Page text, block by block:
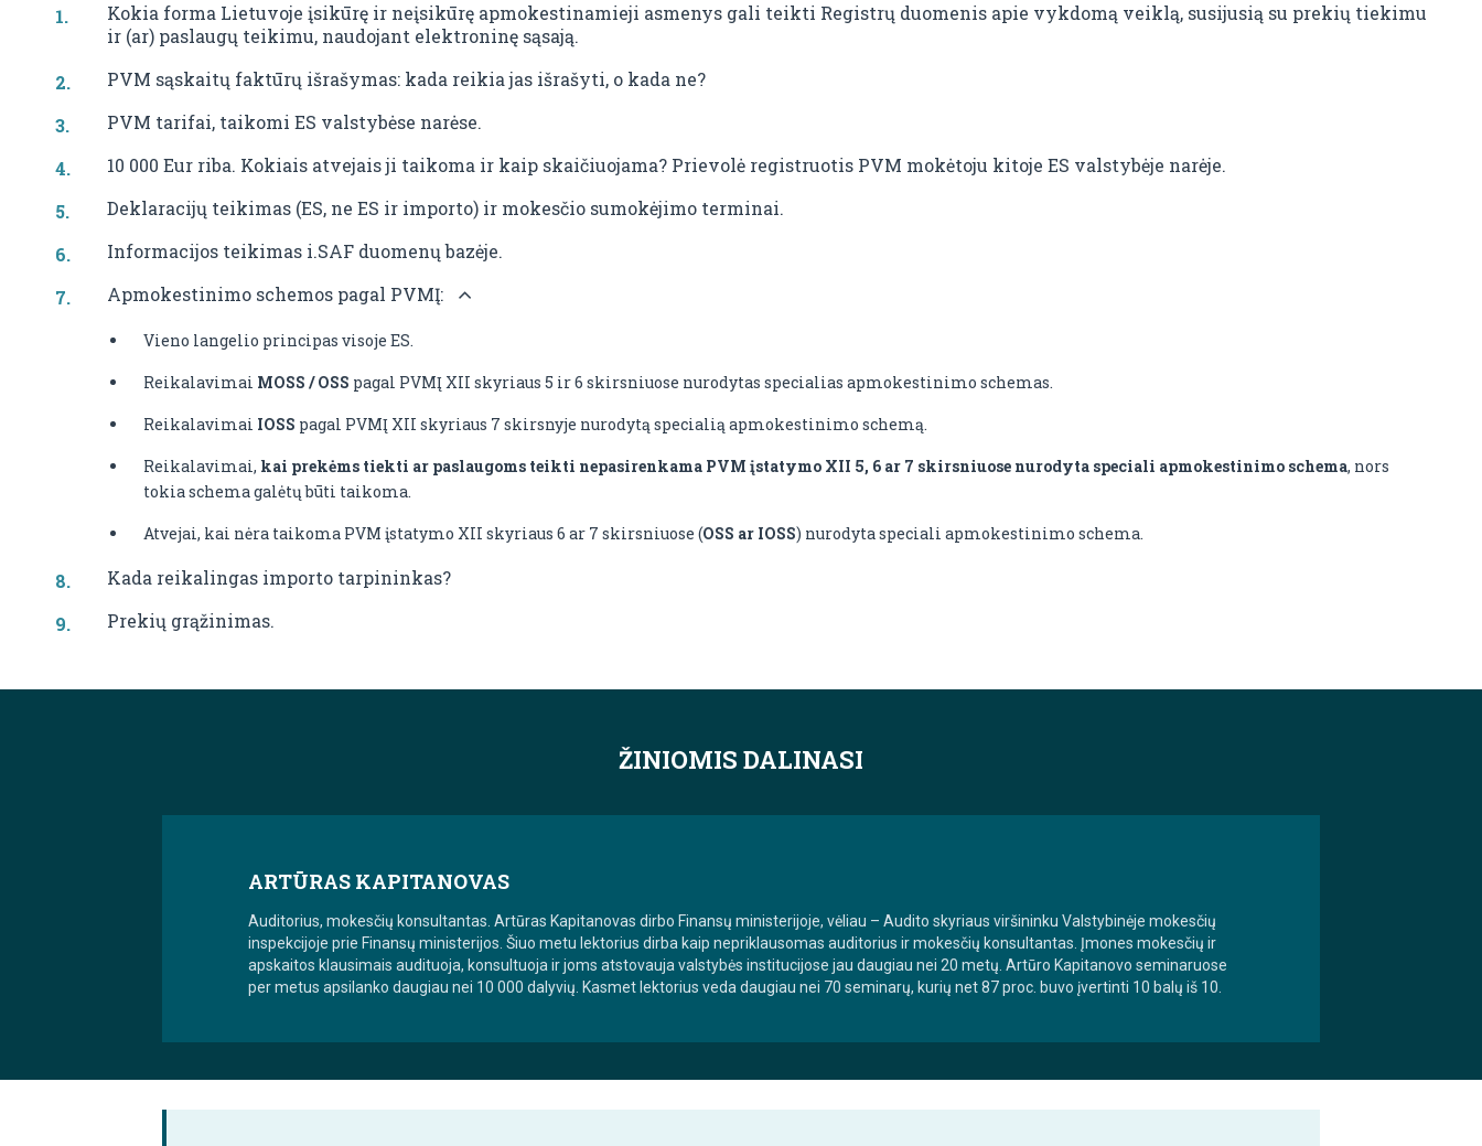
Kokia forma Lietuvoje įsikūrę ir neįsikūrę apmokestinamieji asmenys gali teikti Registrų duomenis apie vykdomą veiklą, susijusią su prekių tiekimu
ir (ar) paslaugų teikimu, naudojant elektroninę sąsają.
PVM sąskaitų faktūrų išrašymas: kada reikia jas išrašyti, o kada ne?
PVM tarifai, taikomi ES valstybėse narėse.
10 000 Eur riba. Kokiais atvejais ji taikoma ir kaip skaičiuojama? Prievolė registruotis PVM mokėtoju kitoje ES valstybėje narėje.
Deklaracijų teikimas (ES, ne ES ir importo) ir mokesčio sumokėjimo terminai.
Informacijos teikimas i.SAF duomenų bazėje.
Apmokestinimo schemos pagal PVMĮ:
Vieno langelio principas visoje ES.
Reikalavimai MOSS / OSS pagal PVMĮ XII skyriaus 5 ir 6 skirsniuose nurodytas specialias apmokestinimo schemas.
Reikalavimai IOSS pagal PVMĮ XII skyriaus 7 skirsnyje nurodytą specialią apmokestinimo schemą.
Reikalavimai, kai prekėms tiekti ar paslaugoms teikti nepasirenkama PVM įstatymo XII 5, 6 ar 7 skirsniuose nurodyta speciali apmokestinimo schema, nors
tokia schema galėtų būti taikoma.
Atvejai, kai nėra taikoma PVM įstatymo XII skyriaus 6 ar 7 skirsniuose (OSS ar IOSS) nurodyta speciali apmokestinimo schema.
Kada reikalingas importo tarpininkas?
Prekių grąžinimas.
ŽINIOMIS DALINASI
ARTŪRAS KAPITANOVAS
Auditorius, mokesčių konsultantas. Artūras Kapitanovas dirbo Finansų ministerijoje, vėliau – Audito skyriaus viršininku Valstybinėje mokesčių
inspekcijoje prie Finansų ministerijos. Šiuo metu lektorius dirba kaip nepriklausomas auditorius ir mokesčių konsultantas. Įmones mokesčių ir
apskaitos klausimais audituoja, konsultuoja ir joms atstovauja valstybės institucijose jau daugiau nei 20 metų. Artūro Kapitanovo seminaruose
per metus apsilanko daugiau nei 10 000 dalyvių. Kasmet lektorius veda daugiau nei 70 seminarų, kurių net 87 proc. buvo įvertinti 10 balų iš 10.